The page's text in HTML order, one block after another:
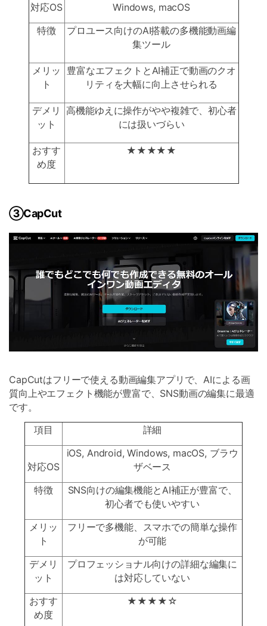
対応OS
Windows, macOS
特徴
プロユース向けのAI搭載の多機能動画編
集ツール
メリッ
ト
豊富なエフェクトとAI補正で動画のクオ
リティを大幅に向上させられる
デメリ
ット
高機能ゆえに操作がやや複雑で、初心者
には扱いづらい
おすす
め度
★★★★★
③CapCut
CapCutはフリーで使える動画編集アプリで、AIによる画
質向上やエフェクト機能が豊富で、SNS動画の編集に最適
です。
項目
詳細
対応OS
iOS, Android, Windows, macOS, ブラウ
ザベース
特徴
SNS向けの編集機能とAI補正が豊富で、
初心者でも使いやすい
メリッ
ト
フリーで多機能、スマホでの簡単な操作
が可能
デメリ
ット
プロフェッショナル向けの詳細な編集に
は対応していない
おすす
め度
★★★★☆